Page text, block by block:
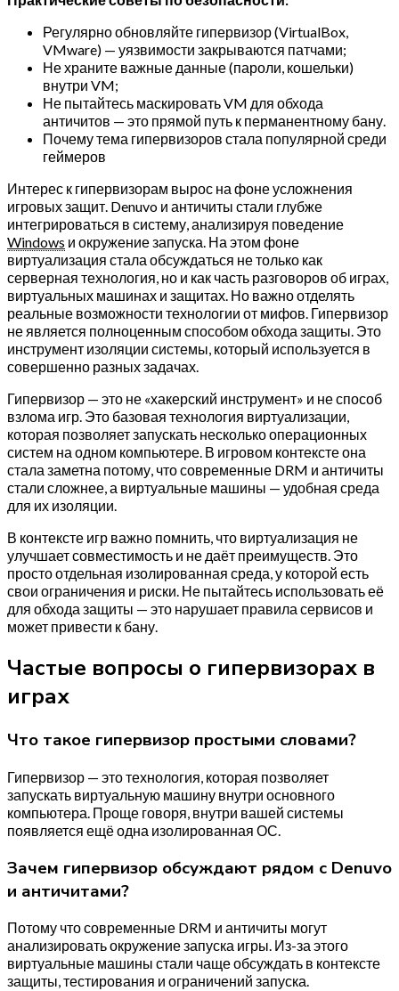
Регулярно обновляйте гипервизор (VirtualBox,
VMware) — уязвимости закрываются патчами;
Не храните важные данные (пароли, кошельки)
внутри VM;
Не пытайтесь маскировать VM для обхода
античитов — это прямой путь к перманентному бану.
Почему тема гипервизоров стала популярной среди
геймеров
Интерес к гипервизорам вырос на фоне усложнения
игровых защит. Denuvo и античиты стали глубже
интегрироваться в систему, анализируя поведение
Windows и окружение запуска. На этом фоне
виртуализация стала обсуждаться не только как
серверная технология, но и как часть разговоров об играх,
виртуальных машинах и защитах. Но важно отделять
реальные возможности технологии от мифов. Гипервизор
не является полноценным способом обхода защиты. Это
инструмент изоляции системы, который используется в
совершенно разных задачах.
Гипервизор — это не «хакерский инструмент» и не способ
взлома игр. Это базовая технология виртуализации,
которая позволяет запускать несколько операционных
систем на одном компьютере. В игровом контексте она
стала заметна потому, что современные DRM и античиты
стали сложнее, а виртуальные машины — удобная среда
для их изоляции.
В контексте игр важно помнить, что виртуализация не
улучшает совместимость и не даёт преимуществ. Это
просто отдельная изолированная среда, у которой есть
свои ограничения и риски. Не пытайтесь использовать её
для обхода защиты — это нарушает правила сервисов и
может привести к бану.
Частые вопросы о гипервизорах в
играх
Что такое гипервизор простыми словами?
Гипервизор — это технология, которая позволяет
запускать виртуальную машину внутри основного
компьютера. Проще говоря, внутри вашей системы
появляется ещё одна изолированная ОС.
Зачем гипервизор обсуждают рядом с Denuvo
и античитами?
Потому что современные DRM и античиты могут
анализировать окружение запуска игры. Из-за этого
виртуальные машины стали чаще обсуждать в контексте
защиты, тестирования и ограничений запуска.